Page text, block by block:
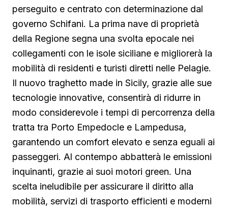
perseguito e centrato con determinazione dal
governo Schifani. La prima nave di proprietà
della Regione segna una svolta epocale nei
collegamenti con le isole siciliane e migliorerà la
mobilità di residenti e turisti diretti nelle Pelagie.
Il nuovo traghetto made in Sicily, grazie alle sue
tecnologie innovative, consentirà di ridurre in
modo considerevole i tempi di percorrenza della
tratta tra Porto Empedocle e Lampedusa,
garantendo un comfort elevato e senza eguali ai
passeggeri. Al contempo abbatterà le emissioni
inquinanti, grazie ai suoi motori green. Una
scelta ineludibile per assicurare il diritto alla
mobilità, servizi di trasporto efficienti e moderni